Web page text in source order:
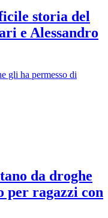
storia del
e Alessandro
gli ha permesso di
da droghe
per ragazzi con